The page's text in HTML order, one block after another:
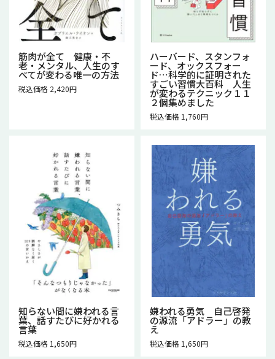
筋肉が全て 健康・不
老・メンタル、人生のす
べてが変わる唯一の方法
税込価格 2,420円
ハーバード、スタンフォ
ード、オックスフォー
ド…科学的に証明された
すごい習慣大百科 人生
が変わるテクニック１１
２個集めました
税込価格 1,760円
知らない間に嫌われる言
葉、話すたびに好かれる
言葉
税込価格 1,650円
嫌われる勇気 自己啓発
の源流「アドラー」の教
え
税込価格 1,650円